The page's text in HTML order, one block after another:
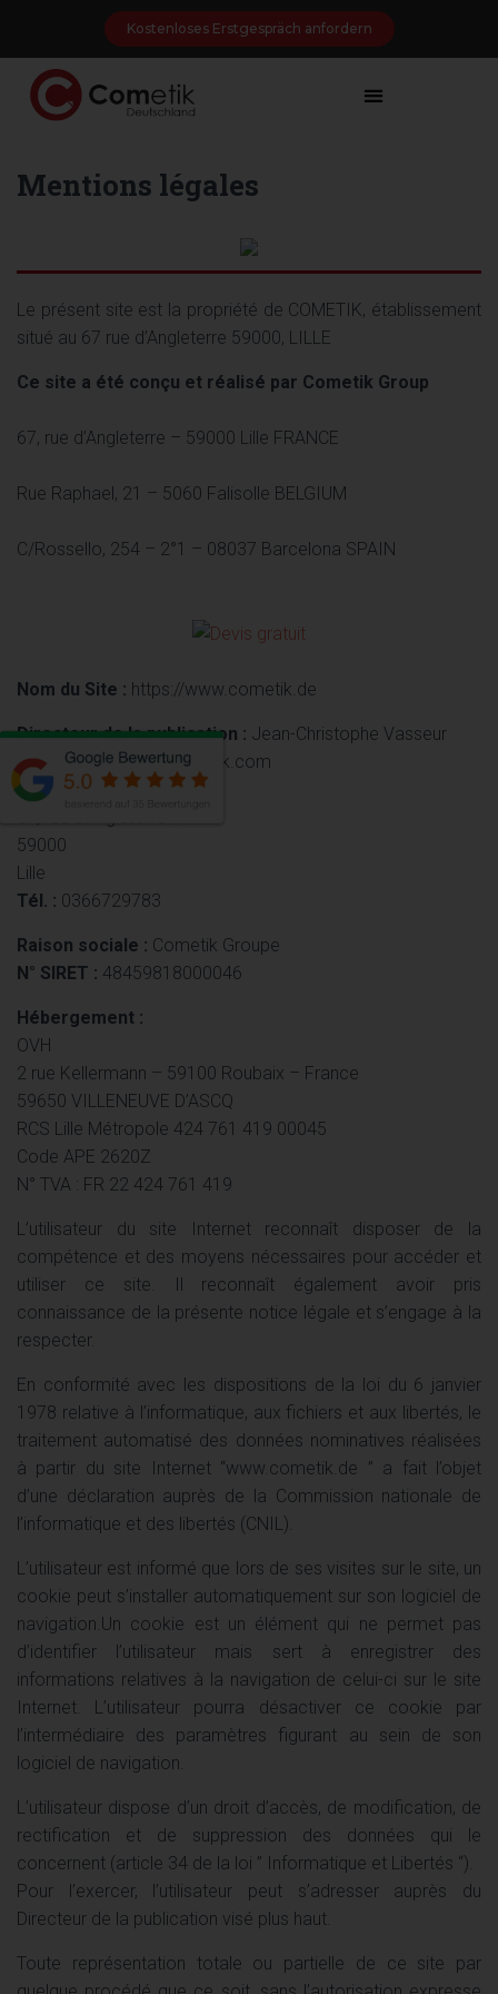
Kostenloses Erstgespräch anfordern
Mentions légales
Le présent site est la propriété de COMETIK, établissement
situé au 67 rue d’Angleterre 59000, LILLE
Ce site a été conçu et réalisé par Cometik Group
67, rue d’Angleterre – 59000 Lille FRANCE
Rue Raphael, 21 – 5060 Falisolle BELGIUM
C/Rossello, 254 – 2°1 – 08037 Barcelona SPAIN
Nom du Site : https://www.cometik.de
Directeur de la publication : Jean-Christophe Vasseur
Email :vasseurjc@cometik.com
Adresse :
59000
Lille
Tél. : 0366729783
Raison sociale : Cometik Groupe
N° SIRET : 48459818000046
Hébergement :
OVH
2 rue Kellermann – 59100 Roubaix – France
59650 VILLENEUVE D’ASCQ
RCS Lille Métropole 424 761 419 00045
Code APE 2620Z
N° TVA : FR 22 424 761 419
L’utilisateur du site Internet reconnaît disposer de la
compétence et des moyens nécessaires pour accéder et
utiliser ce site. Il reconnaît également avoir pris
connaissance de la présente notice légale et s’engage à la
respecter.
En conformité avec les dispositions de la loi du 6 janvier
1978 relative à l’informatique, aux fichiers et aux libertés, le
traitement automatisé des données nominatives réalisées
à partir du site Internet “www.cometik.de ” a fait l’objet
d’une déclaration auprès de la Commission nationale de
l’informatique et des libertés (CNIL).
L’utilisateur est informé que lors de ses visites sur le site, un
cookie peut s’installer automatiquement sur son logiciel de
navigation.Un cookie est un élément qui ne permet pas
d’identifier l’utilisateur mais sert à enregistrer des
informations relatives à la navigation de celui-ci sur le site
Internet. L’utilisateur pourra désactiver ce cookie par
l’intermédiaire des paramètres figurant au sein de son
logiciel de navigation.
L’utilisateur dispose d’un droit d’accès, de modification, de
rectification et de suppression des données qui le
concernent (article 34 de la loi ” Informatique et Libertés “).
Pour l’exercer, l’utilisateur peut s’adresser auprès du
Directeur de la publication visé plus haut.
Toute représentation totale ou partielle de ce site par